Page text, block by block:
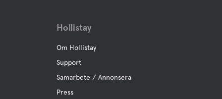
Hollistay
Om Hollistay
Support
Samarbete / Annonsera
Press